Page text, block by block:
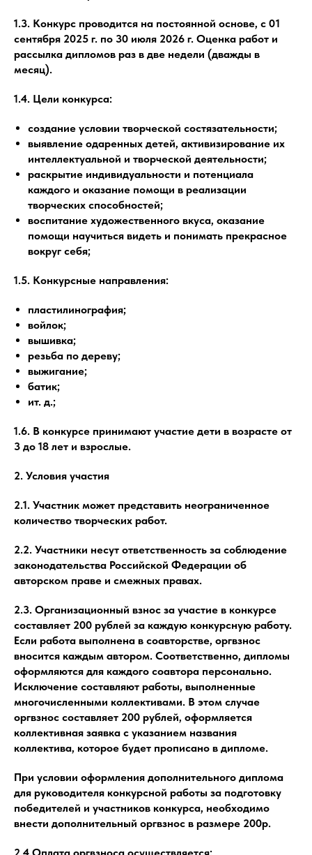
1.3. Конкурс проводится на постоянной основе, с 01
cентября 2025 г. по 30 июля 2026 г. Оценка работ и
рассылка дипломов раз в две недели (дважды в
месяц).
1.4. Цели конкурса:
создание условии творческой состязательности;
выявление одаренных детей, активизирование их
интеллектуальной и творческой деятельности;
раскрытие индивидуальности и потенциала
каждого и оказание помощи в реализации
творческих способностей;
воспитание художественного вкуса, оказание
помощи научиться видеть и понимать прекрасное
вокруг себя;
1.5. Конкурсные направления:
пластилинография;
войлок;
вышивка;
резьба по дереву;
выжигание;
батик;
ит. д.;
1.6. В конкурсе принимают участие дети в возрасте от
3 до 18 лет и взрослые.
2. Условия участия
2.1. Участник может представить неограниченное
количество творческих работ.
2.2. Участники несут ответственность за соблюдение
законодательства Российской Федерации об
авторском праве и смежных правах.
2.3. Организационный взнос за участие в конкурсе
составляет 200 рублей за каждую конкурсную работу.
Если работа выполнена в соавторстве, оргвзнос
вносится каждым автором. Соответственно, дипломы
оформляются для каждого соавтора персонально.
Исключение составляют работы, выполненные
многочисленными коллективами. В этом случае
оргвзнос составляет 200 рублей, оформляется
коллективная заявка с указанием названия
коллектива, которое будет прописано в дипломе.
При условии оформления дополнительного диплома
для руководителя конкурсной работы за подготовку
победителей и участников конкурса, необходимо
внести дополнительный оргвзнос в размере 200р.